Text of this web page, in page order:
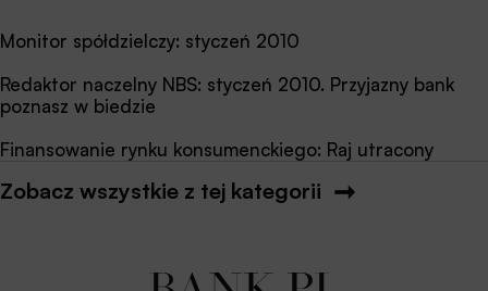
Monitor spółdzielczy: styczeń 2010
Redaktor naczelny NBS: styczeń 2010. Przyjazny bank
poznasz w biedzie
Finansowanie rynku konsumenckiego: Raj utracony
Zobacz wszystkie z tej kategorii